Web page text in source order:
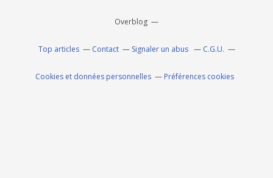
Overblog
Top articles Contact Signaler un abus C.G.U.
Cookies et données personnelles Préférences cookies